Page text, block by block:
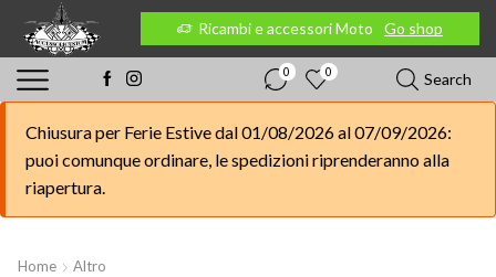
Go shop Ricambi e accessori Moto Go shop
0 0 Search
Chiusura per Ferie Estive dal 01/08/2026 al 07/09/2026:
puoi comunque ordinare, le spedizioni riprenderanno alla
riapertura.
Home Altro